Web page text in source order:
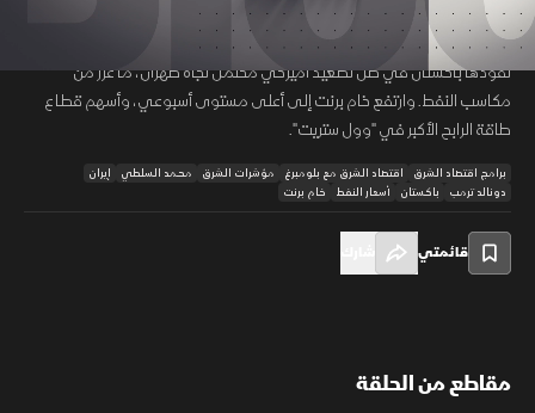
تشهد أسواق الطاقة تحولات حادة مع انتهاء إعفاء شحنات النفط الروسي من
العقوبات دون تمديد. وفي الوقت نفسه، تزامن ذلك مع تحركات سياسية
تقودها باكستان في ظل تصعيد أميركي محتمل تجاه طهران، ما عزز من
مكاسب النفط. وارتفع خام برنت إلى أعلى مستوى أسبوعي، وأسهم قطاع
طاقة الرابح الأكبر في "وول ستريت".
برامج اقتصاد الشرق اقتصاد الشرق مع بلومبرغ مؤشرات الشرق محمد السلطي
إيران
دونالد ترمب
باكستان أسعار النفط خام برنت
قائمتي
مقاطع من الحلقة